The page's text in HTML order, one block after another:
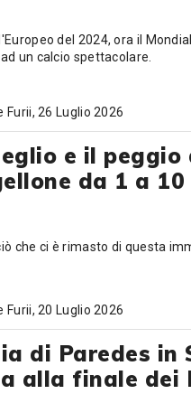
del 2024, ora il
un calcio spettacolare.
Furii, 26 Luglio 2026
e il peggio
da 1 a
che ci è rimasto di questa
Furii, 20 Luglio 2026
di Paredes in
alla finale dei